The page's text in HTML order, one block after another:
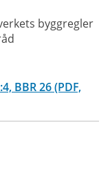
byggregler
BBR 26 (PDF,